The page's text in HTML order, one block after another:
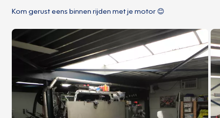
Kom gerust eens binnen rijden met je motor 😊